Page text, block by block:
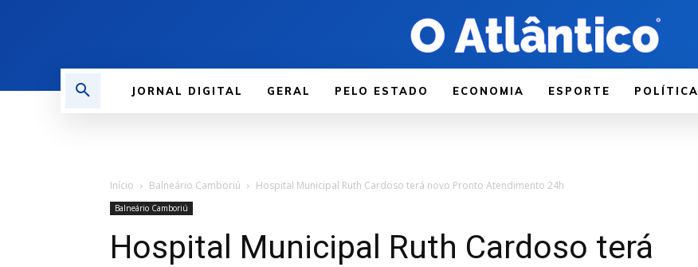
JORNAL DIGITAL GERAL PELO ESTADO ECONOMIA ESPORTE POLÍTICA
Início Balneário Camboriú Hospital Municipal Ruth Cardoso terá novo Pronto Atendimento 24h
Balneário Camboriú
Hospital Municipal Ruth Cardoso terá